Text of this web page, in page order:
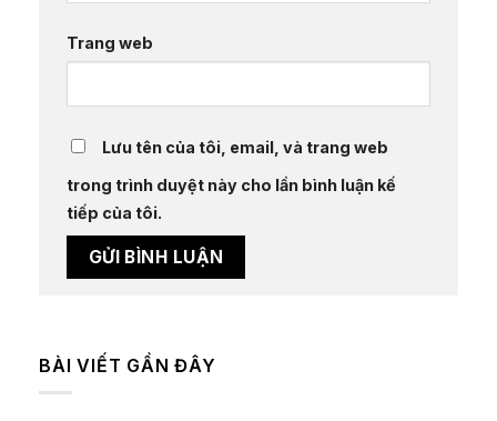
Trang web
Lưu tên của tôi, email, và trang web
trong trình duyệt này cho lần bình luận kế
tiếp của tôi.
BÀI VIẾT GẦN ĐÂY